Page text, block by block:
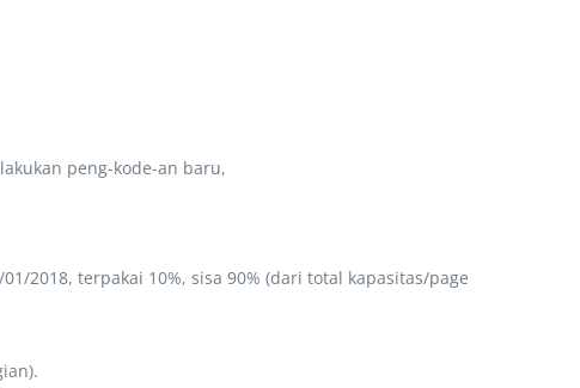
peng-kode-an baru,
2018, terpakai 10%, sisa 90% (dari total kapasitas/page